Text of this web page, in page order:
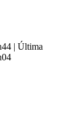
| Última